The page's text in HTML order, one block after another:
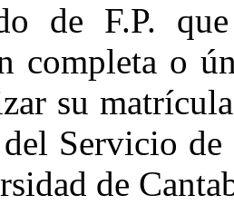
de F.P.
completa o
su
Servicio de
de